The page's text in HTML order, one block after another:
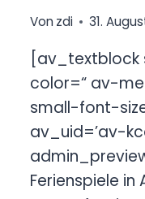
Von zdi 31.
[av_textblock
color=“ av-
small-font-
av_uid=’av-
Ferienspiele in